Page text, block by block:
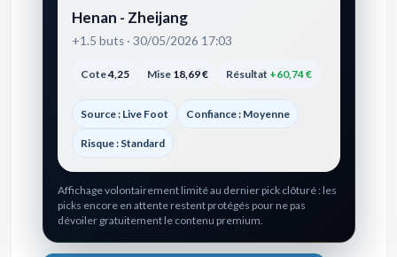
Henan - Zheijang
+1.5 buts · 30/05/2026 17:03
Cote4,25 Mise 18,69 € Résultat +60,74 €
Source : Live Foot Confiance : Moyenne
Risque : Standard
Affichage volontairement limité au dernier pick clôturé : les
picks encore en attente restent protégés pour ne pas
dévoiler gratuitement le contenu premium.